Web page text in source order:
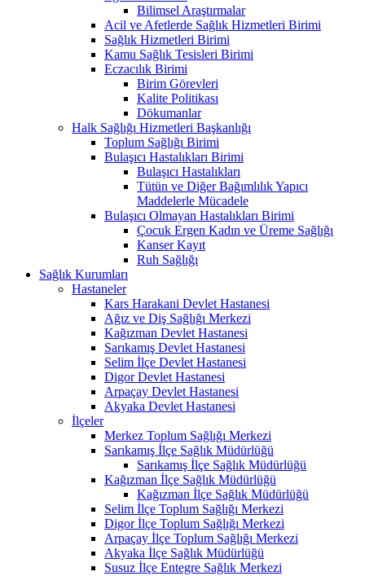
Bilimsel Araştırmalar
Acil ve Afetlerde Sağlık Hizmetleri Birimi
Sağlık Hizmetleri Birimi
Kamu Sağlık Tesisleri Birimi
Eczacılık Birimi
Birim Görevleri
Kalite Politikası
Dökumanlar
Halk Sağlığı Hizmetleri Başkanlığı
Toplum Sağlığı Birimi
Bulaşıcı Hastalıkları Birimi
Bulaşıcı Hastalıkları
Tütün ve Diğer Bağımlılık Yapıcı
Maddelerle Mücadele
Bulaşıcı Olmayan Hastalıkları Birimi
Çocuk Ergen Kadın ve Üreme Sağlığı
Kanser Kayıt
Ruh Sağlığı
Sağlık Kurumları
Hastaneler
Kars Harakani Devlet Hastanesi
Ağız ve Diş Sağlığı Merkezi
Kağızman Devlet Hastanesi
Sarıkamış Devlet Hastanesi
Selim İlçe Devlet Hastanesi
Digor Devlet Hastanesi
Arpaçay Devlet Hastanesi
Akyaka Devlet Hastanesi
İlçeler
Merkez Toplum Sağlığı Merkezi
Sarıkamış İlçe Sağlık Müdürlüğü
Sarıkamış İlçe Sağlık Müdürlüğü
Kağızman İlçe Sağlık Müdürlüğü
Kağızman İlçe Sağlık Müdürlüğü
Selim İlçe Toplum Sağlığı Merkezi
Digor İlçe Toplum Sağlığı Merkezi
Arpaçay İlçe Toplum Sağlığı Merkezi
Akyaka İlçe Sağlık Müdürlüğü
Susuz İlçe Entegre Sağlık Merkezi